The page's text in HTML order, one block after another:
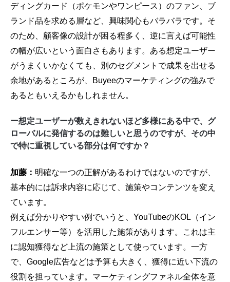
ディングカード（ポケモンやワンピース）のファン、ブ
ランド品を求める層など、興味関心もバラバラです。そ
のため、顧客像の設計が困る程多く、逆に言えば可能性
の幅が広いという面白さもあります。ある想定ユーザー
がうまくいかなくても、別のセグメントで成果を出せる
余地があるところが、Buyeeのマーケティングの強みで
あるともいえるかもしれません。
ー想定ユーザーが数えきれないほど多様にある中で、グ
ローバルに発信するのは難しいと思うのですが、その中
で特に重視している部分は何ですか？
加藤： 明確な一つの正解があるわけではないのですが、
基本的には訴求内容に応じて、施策やコンテンツを変え
ています。
例えば分かりやすい例でいうと、YouTubeのKOL（イン
フルエンサー等）を活用した施策があります。これは主
に認知獲得など上流の施策として使っています。一方
で、Google広告などは予算も大きく、獲得に近い下流の
役割を担っています。マーケティングファネル全体を意